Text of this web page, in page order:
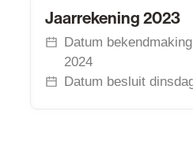
Jaarrekening 2023
Jaarrekening 2023
Datum bekendmaking
2024
Datum besluit